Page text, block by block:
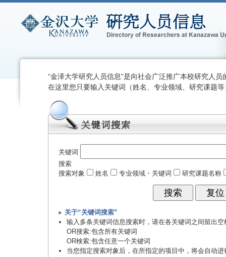
“金泽大学研究人员信息”是向社会广泛推广本校研究人员
在这里您只要输入关键词（姓名、专业领域、研究课题
关键词
搜索
搜索对象
姓名 专业领域・关键词 研究课题名称
关于“关键词搜索”
输入多条关键词信息搜索时，请在各关键词之间留出空
OR搜索:包含所有关键词
OR検索:包含任意一个关键词
当您指定搜索对象后，在所指定的项目中，将会自动